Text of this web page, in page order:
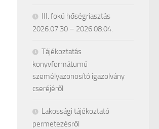
III. fokú hőségriasztás
2026.07.30 – 2026.08.04.
Tájékoztatás
könyvformátumú
személyazonosító igazolvány
cseréjéről
Lakossági tájékoztató
permetezésről